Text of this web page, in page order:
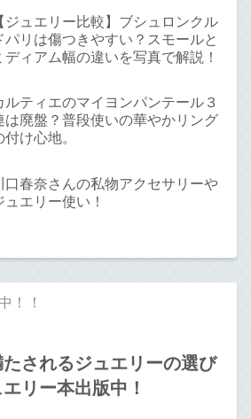
ジュエリー比較】ブシュロンクル
パリは傷つきやすい？スモールと
ディアム幅の違いを写真で解説！
ルティエのマイヨンパンテール３
は廃盤？普段使いの華やかリング
付け心地。
口春奈さんの私物アクセサリーや
ュエリー使い！
！！
たされるジュエリーの選び
リー本出版中！